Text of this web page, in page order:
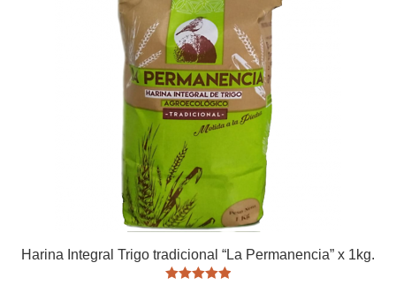
Harina Integral Trigo tradicional “La Permanencia” x 1kg.